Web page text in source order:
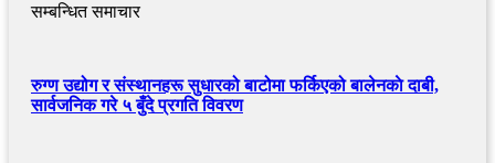
सम्बन्धित समाचार
रुग्ण उद्योग र संस्थानहरू सुधारको बाटोमा फर्किएको बालेनकाे दाबी,
सार्वजनिक गरे ५ बुँदे प्रगति विवरण